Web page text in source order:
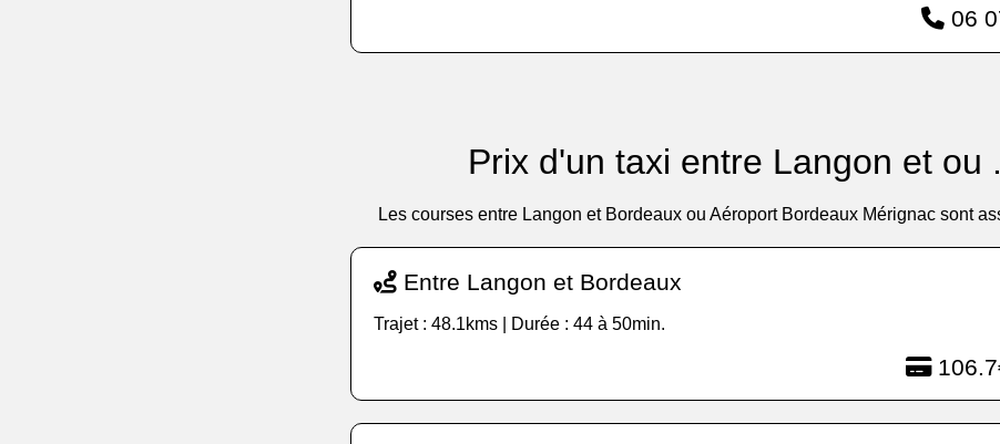
06
Prix d'un taxi entre Langon et ou
Les courses entre Langon et Bordeaux ou Aéroport Bordeaux Mérignac sont
Entre Langon et Bordeaux
Trajet : 48.1kms | Durée : 44 à 50min.